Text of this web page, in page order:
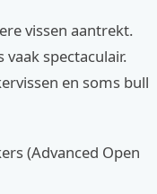
vissen aantrekt.
spectaculair.
en soms bull
(Advanced Open